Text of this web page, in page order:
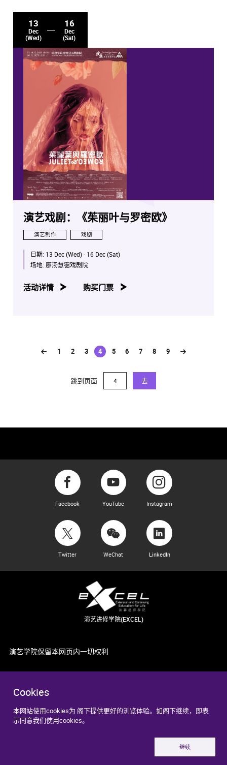
Cookies
本网站使用cookies为 阁下提供更好的浏览体验。如阁下继续，即表
示同意我们使用cookies。
继续
13
Dec
(Wed)
16
Dec
(Sat)
演艺戏剧：《茱丽叶与罗密欧》
演艺制作 戏剧
日期: 13 Dec (Wed) - 16 Dec (Sat)
场地: 廖汤慧霭戏剧院
活动详情 购买门票
1 2 3 4
(current)
5 6 7 8 9
跳到页面 去
Facebook YouTube Instagram
Twitter WeChat LinkedIn
演艺进修学院(EXCEL)
演艺学院保留本网页内一切权利